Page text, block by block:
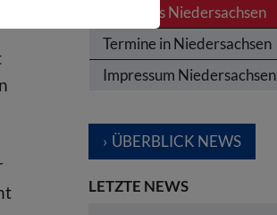
News aus Niedersachsen
Termine in Niedersachsen
Impressum Niedersachsen
ÜBERBLICK NEWS
LETZTE NEWS